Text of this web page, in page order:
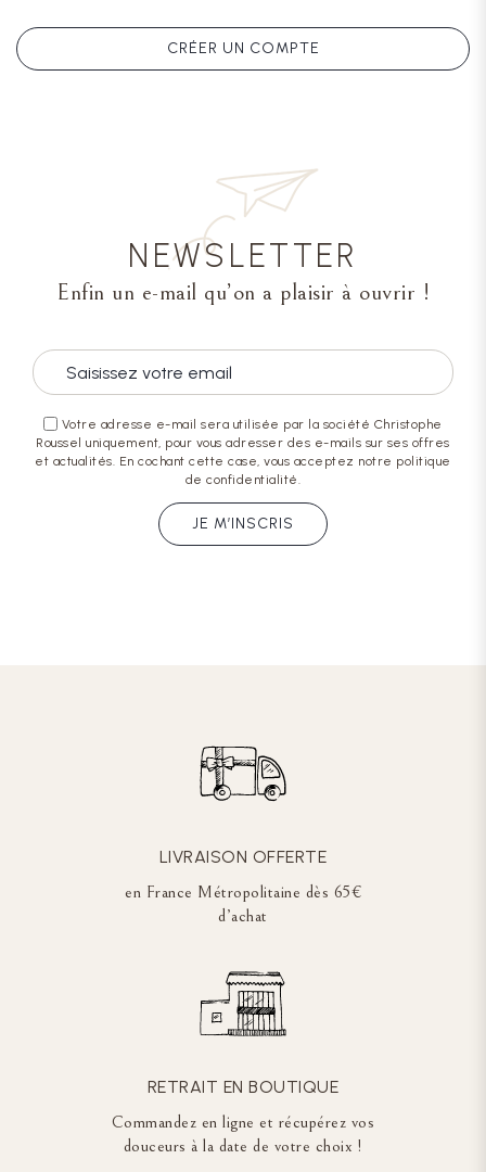
CRÉER UN COMPTE
NEWSLETTER
Enfin un e-mail qu’on a plaisir à ouvrir !
Votre adresse e-mail sera utilisée par la société Christophe
Roussel uniquement, pour vous adresser des e-mails sur ses offres
et actualités. En cochant cette case, vous acceptez notre politique
de confidentialité.
JE M’INSCRIS
LIVRAISON OFFERTE
en France Métropolitaine dès 65€
d’achat
RETRAIT EN BOUTIQUE
Commandez en ligne et récupérez vos
douceurs à la date de votre choix !